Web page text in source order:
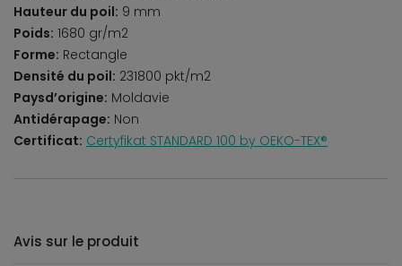
Hauteur du poil: 9 mm
Poids: 1680 gr/m2
Forme: Rectangle
Densité du poil: 231800 pkt/m2
Paysd’origine: Moldavie
Antidérapage: Non
Certificat: Certyfikat STANDARD 100 by OEKO-TEX®
Avis sur le produit